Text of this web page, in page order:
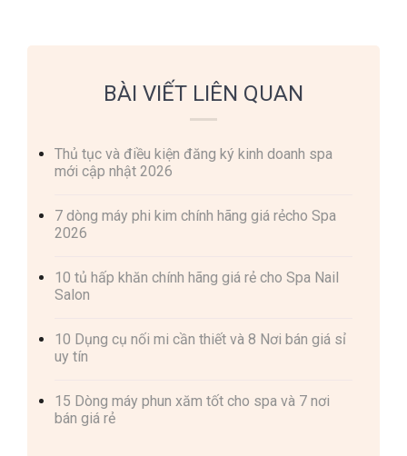
BÀI VIẾT LIÊN QUAN
Thủ tục và điều kiện đăng ký kinh doanh spa
mới cập nhật 2026
7 dòng máy phi kim chính hãng giá rẻcho Spa
2026
10 tủ hấp khăn chính hãng giá rẻ cho Spa Nail
Salon
10 Dụng cụ nối mi cần thiết và 8 Nơi bán giá sỉ
uy tín
15 Dòng máy phun xăm tốt cho spa và 7 nơi
bán giá rẻ